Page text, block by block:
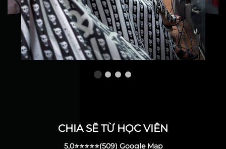
CHIA SẼ TỪ HỌC VIÊN
5,0⭐️⭐️⭐️⭐️⭐️(509) Google Map
tay nghề lên, các thầy
Trung Hieu